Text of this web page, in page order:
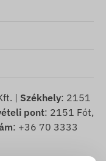
| Székhely: 2151
pont: 2151 Fót,
: +36 70 3333